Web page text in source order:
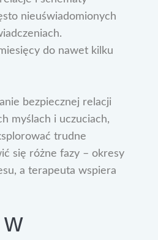
nieuświadomionych
do nawet kilku
bezpiecznej relacji
myślach i uczuciach,
trudne
się różne fazy – okresy
a terapeuta wspiera